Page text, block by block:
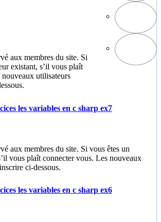
aux membres du site. Si
existant, s’il vous plaît
utilisateurs
les variables en c sharp ex7
aux membres du site. Si vous êtes un
vous plaît connecter vous. Les nouveaux
ci-dessous.
les variables en c sharp ex6